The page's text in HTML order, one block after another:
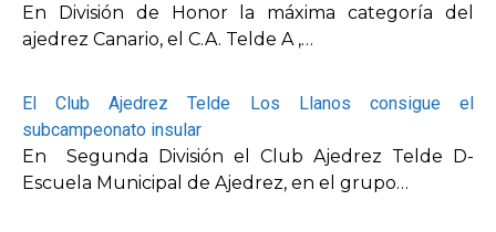
En División de Honor la máxima categoría del
ajedrez Canario, el C.A. Telde A ,…
El Club Ajedrez Telde Los Llanos consigue el
subcampeonato insular
En Segunda División el Club Ajedrez Telde D-
Escuela Municipal de Ajedrez, en el grupo…